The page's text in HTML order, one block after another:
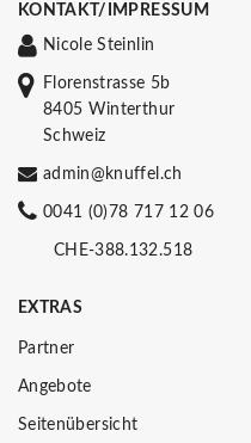
KONTAKT/IMPRESSUM
Nicole Steinlin
Florenstrasse 5b
8405 Winterthur
Schweiz
admin@knuffel.ch
0041 (0)78 717 12 06
CHE-388.132.518
EXTRAS
Partner
Angebote
Seitenübersicht